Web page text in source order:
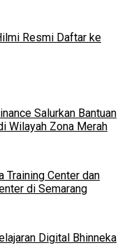
Resmi Daftar ke
Salurkan Bantuan
Wilayah Zona Merah
Training Center dan
di Semarang
Digital Bhinneka